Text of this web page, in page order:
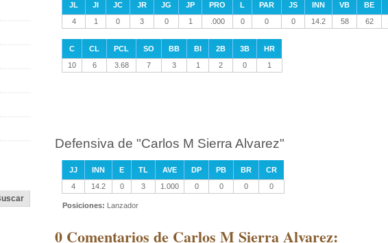
JL JI JC JR JG JP PRO L PAR JS INN VB BE
4
1 0 3 0 1 .000 0 0 0 14.2 58 62
C CL PCL SO BB BI 2B 3B
HR
10
6 3.68 7 3 1 2 0 1
Defensiva de "Carlos M Sierra Alvarez"
JJ INN E TL AVE DP PB BR
CR
4
14.2 0 3 1.000 0 0 0 0
Posiciones: Lanzador
0 Comentarios de Carlos M Sierra Alvarez: